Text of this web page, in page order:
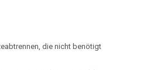
die nicht benötigt